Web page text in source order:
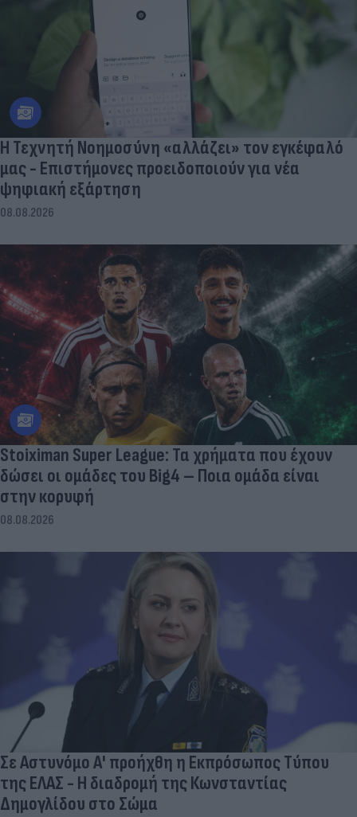
Η Τεχνητή Νοημοσύνη «αλλάζει» τον εγκέφαλό
μας - Eπιστήμονες προειδοποιούν για νέα
ψηφιακή εξάρτηση
08.08.2026
Stoiximan Super League: Τα χρήματα που έχουν
δώσει οι ομάδες του Big4 – Ποια ομάδα είναι
στην κορυφή
08.08.2026
Σε Αστυνόμο Α' προήχθη η Εκπρόσωπος Τύπου
της ΕΛΑΣ - Η διαδρομή της Κωνσταντίας
Δημογλίδου στο Σώμα